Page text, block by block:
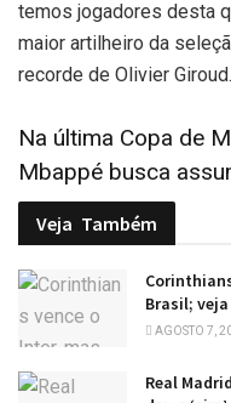
temos jogadores desta
maior artilheiro da
recorde de Olivier Giroud.
Na última Copa de
Mbappé busca
Veja Também
Brasil;
AGOSTO 7,
Real